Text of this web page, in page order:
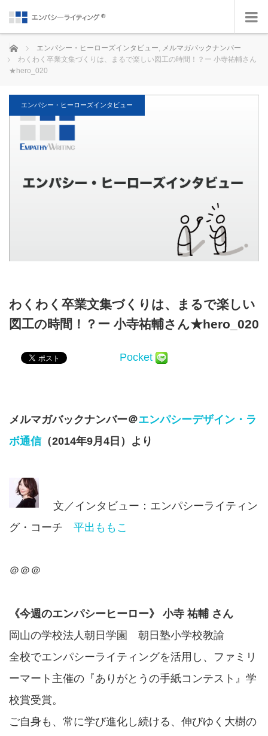
ホーム エンパシー・ヒーローズインタビュー, メルマガバックナンバー
わくわく卒業文集づくりは、まるで楽しい図工の時間！？ー 小寺祐輔さん
★hero_020
エンパシー・ヒーローズインタビュー
わくわく卒業文集づくりは、まるで楽しい
図工の時間！？ー 小寺祐輔さん★hero_020
Pocket
メルマガバックナンバー＠エンパシーデザイン・ラ
ボ通信（2014年9月4日）より
文／インタビュー：エンパシーライティン
グ・コーチ 平出ももこ
＠＠＠
《今週のエンパシーヒーロー》 小寺 祐輔 さん
岡山の学校法人朝日学園 朝日塾小学校教諭
全校でエンパシーライティングを活用し、ファミリ
ーマート主催の『ありがとうの手紙コンテスト』学
校賞受賞。
ご自身も、常に学び進化し続ける、伸びゆく大樹の